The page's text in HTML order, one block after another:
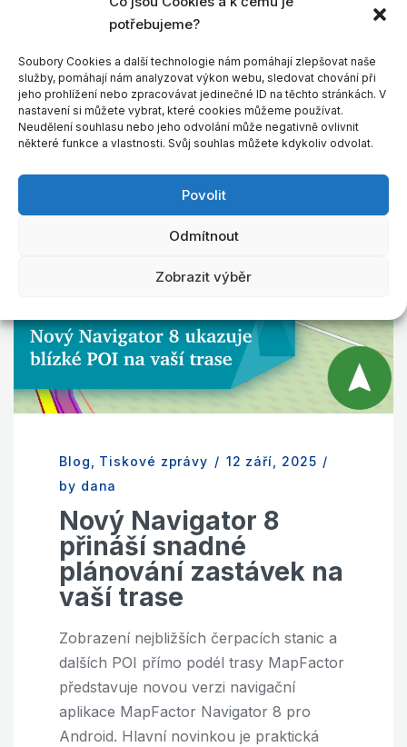
potřebujeme?
Soubory Cookies a další technologie nám pomáhají zlepšovat naše
služby, pomáhají nám analyzovat výkon webu, sledovat chování při
jeho prohlížení nebo zpracovávat jedinečné ID na těchto stránkách. V
nastavení si můžete vybrat, které cookies můžeme používat.
Neudělení souhlasu nebo jeho odvolání může negativně ovlivnit
některé funkce a vlastnosti. Svůj souhlas můžete kdykoliv odvolat.
Povolit
Odmítnout
Zobrazit výběr
GPS navigace
EXPLORE MORE
Blog Tiskové zprávy / 12 září, 2025 /
by dana
Nový Navigator 8
přináší snadné
plánování zastávek na
vaší trase
Zobrazení nejbližších čerpacích stanic a
dalších POI přímo podél trasy MapFactor
představuje novou verzi navigační
aplikace MapFactor Navigator 8 pro
Android. Hlavní novinkou je praktická